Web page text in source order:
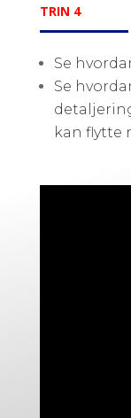
TRIN 4
Se
Se
kan flytte